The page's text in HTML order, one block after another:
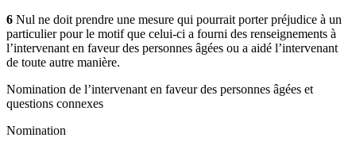
6 Nul ne doit prendre une mesure qui pourrait porter préjudice à un
particulier pour le motif que celui-ci a fourni des renseignements à
l’intervenant en faveur des personnes âgées ou a aidé l’intervenant
de toute autre manière.
Nomination de l’intervenant en faveur des personnes âgées et
questions connexes
Nomination